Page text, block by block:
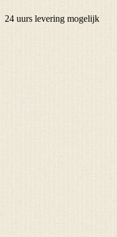
24 uurs levering mogelijk